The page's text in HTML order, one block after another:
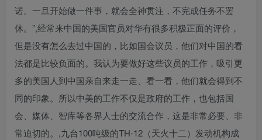
诺。一旦开始做一件事，就会全神贯注，不完成任务不罢
休。”,经常来中国的美国官员对华有很多积极正面的评价，
但是没有怎么去过中国的，比如国会议员，他们对中国的看
法都是比较负面的。我认为要做好这些议员的工作，吸引更
多的美国人到中国亲自来走一走、看一看，他们就会得到不
同的印象。所以中美的工作不仅是政府的工作，也包括国
会、媒体、智库等各界人士的交流合作，这是非常必要、非
常迫切的。,九台100吨级的TH-12（天火十二）发动机构成